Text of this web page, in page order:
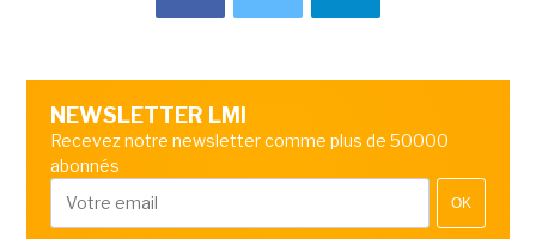
NEWSLETTER LMI
Recevez notre newsletter comme plus de 50000
abonnés
OK